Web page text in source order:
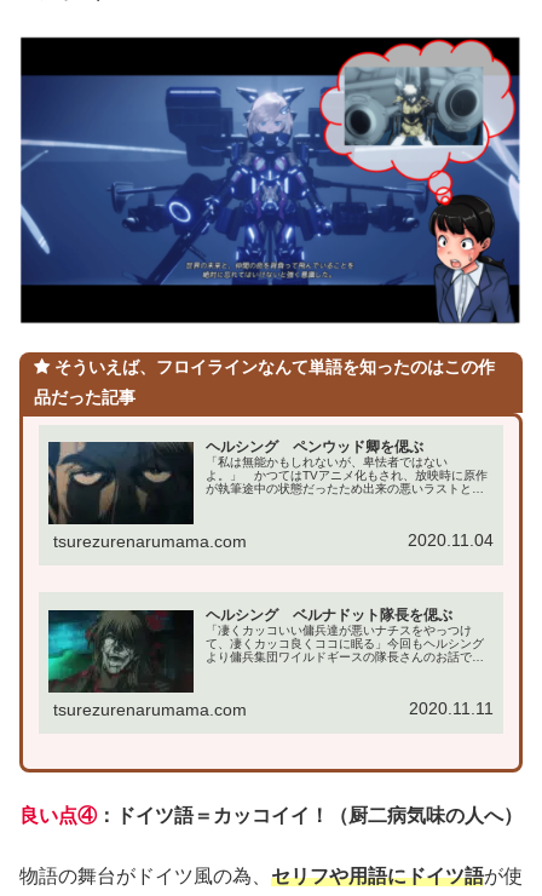
そういえば、フロイラインなんて単語を知ったのはこの作
品だった記事
ヘルシング ペンウッド卿を偲ぶ
「私は無能かもしれないが、卑怯者ではない
よ。」 かつてはTVアニメ化もされ、放映時に原作
が執筆途中の状態だったため出来の悪いラストとな
tsurezurenarumama.com 2020.11.04
ヘルシング ベルナドット隊長を偲ぶ
「凄くカッコいい傭兵達が悪いナチスをやっつけ
て、凄くカッコ良くココに眠る」今回もヘルシング
より傭兵集団ワイルドギースの隊長さんのお話で
tsurezurenarumama.com 2020.11.11
良い点④：ドイツ語＝カッコイイ！（厨二病気味の人へ）
物語の舞台がドイツ風の為、 セリフや用語にドイツ語が使